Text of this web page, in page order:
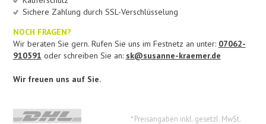
Sichere Zahlung durch SSL-Verschlüsselung
NOCH FRAGEN?
Wir beraten Sie gern. Rufen Sie uns im Festnetz an unter: 07062-
910591 oder schreiben Sie an: sk@susanne-kraemer.de
Wir freuen uns auf Sie.
* Preisangaben inkl. gesetzl. MwSt.